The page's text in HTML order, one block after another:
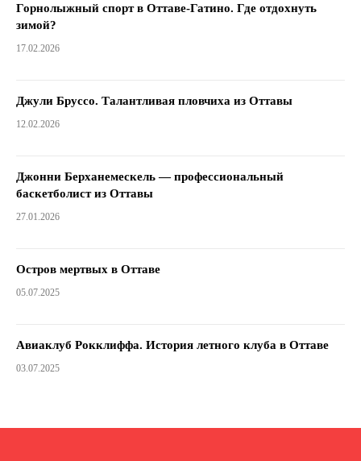
Горнолыжный спорт в Оттаве-Гатино. Где отдохнуть
зимой?
17.02.2026
Джули Бруссо. Талантливая пловчиха из Оттавы
12.02.2026
Джонни Берханемескель — профессиональный
баскетболист из Оттавы
27.01.2026
Остров мертвых в Оттаве
05.07.2025
Авиаклуб Рокклиффа. История летного клуба в Оттаве
03.07.2025